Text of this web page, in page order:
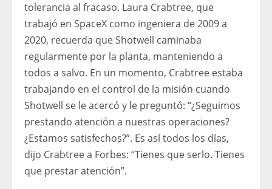
tolerancia al fracaso. Laura Crabtree, que
trabajó en SpaceX como ingeniera de 2009 a
2020, recuerda que Shotwell caminaba
regularmente por la planta, manteniendo a
todos a salvo. En un momento, Crabtree estaba
trabajando en el control de la misión cuando
Shotwell se le acercó y le preguntó: “¿Seguimos
prestando atención a nuestras operaciones?
¿Estamos satisfechos?”. Es así todos los días,
dijo Crabtree a Forbes: “Tienes que serlo. Tienes
que prestar atención”.